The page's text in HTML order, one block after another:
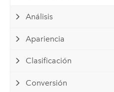
Análisis
Apariencia
Clasificación
Conversión